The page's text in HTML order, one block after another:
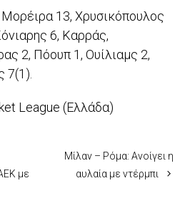
13, Χρυσικόπουλος
6, Καρράς,
2, Πόουπ 1, Ουίλιαμς 2,
7(1).
League (Ελλάδα)
με
Μίλαν – Ρόμα: Ανοίγει η
αυλαία με ντέρμπι